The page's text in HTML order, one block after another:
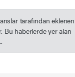
tarafından eklenen
Bu haberlerde yer alan